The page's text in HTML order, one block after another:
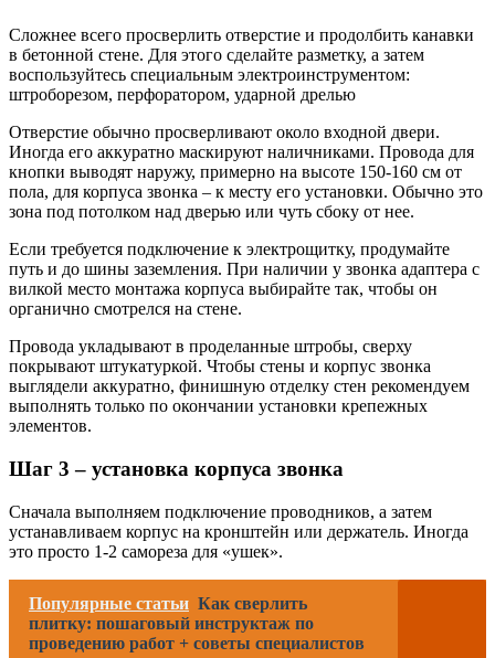
Сложнее всего просверлить отверстие и продолбить канавки
в бетонной стене. Для этого сделайте разметку, а затем
воспользуйтесь специальным электроинструментом:
штроборезом, перфоратором, ударной дрелью
Отверстие обычно просверливают около входной двери.
Иногда его аккуратно маскируют наличниками. Провода для
кнопки выводят наружу, примерно на высоте 150-160 см от
пола, для корпуса звонка – к месту его установки. Обычно это
зона под потолком над дверью или чуть сбоку от нее.
Если требуется подключение к электрощитку, продумайте
путь и до шины заземления. При наличии у звонка адаптера с
вилкой место монтажа корпуса выбирайте так, чтобы он
органично смотрелся на стене.
Провода укладывают в проделанные штробы, сверху
покрывают штукатуркой. Чтобы стены и корпус звонка
выглядели аккуратно, финишную отделку стен рекомендуем
выполнять только по окончании установки крепежных
элементов.
Шаг 3 – установка корпуса звонка
Сначала выполняем подключение проводников, а затем
устанавливаем корпус на кронштейн или держатель. Иногда
это просто 1-2 самореза для «ушек».
Популярные статьи Как сверлить
плитку: пошаговый инструктаж по
проведению работ + советы специалистов